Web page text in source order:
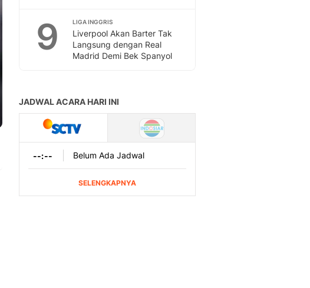
9 LIGA INGGRIS
Liverpool Akan Barter Tak
Langsung dengan Real
Madrid Demi Bek Spanyol